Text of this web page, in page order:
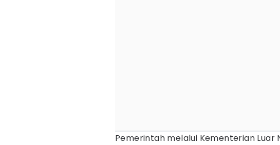
Pemerintah melalui Kementerian Luar